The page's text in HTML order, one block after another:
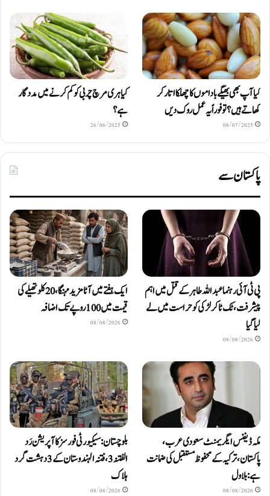
کیا آپ بھی بھیگے باداموں کا چھلکا اتار کر
کھاتے ہیں؟ تو فوراً یہ عمل روک دیں
08/07/2025
کیا ہری مرچ چربی کو کم کرنے میں مددگار
ہے؟
26/06/2025
پاکستان سے
پی ٹی آئی رہنما عبداللہ طاہر کے قتل میں اہم
پیشرفت، ٹک ٹاکر لڑکی کو حراست میں لے
لیا گیا
08/08/2026
ایک ہفتے میں آٹا مزید مہنگا، 20 کلو تھیلے کی
قیمت میں 100 روپے تک اضافہ
08/08/2026
مکہ ڈیفنس ایگریمنٹ سعودی عرب،
پاکستان، ترکیہ کے محفوظ مستقبل کی ضمانت
ہے: بلاول
08/08/2026
بلوچستان: سیکیورٹی فورسز کا آپریشن رَد
الفتنہ 3، فتنہ الہندوستان کے 3 دہشت گرد
ہلاک
08/08/2026